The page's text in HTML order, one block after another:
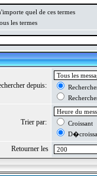
quel de ces termes
les termes
depuis:
Trier par:
Croissant
Retourner les